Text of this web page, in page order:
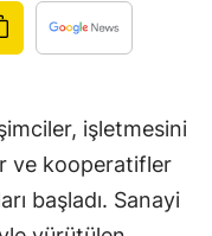
işletmesini
ve kooperatifler
başladı. Sanayi